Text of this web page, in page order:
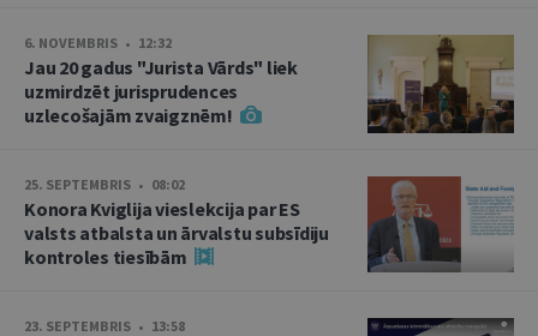
6. NOVEMBRIS • 12:32
Jau 20 gadus "Jurista Vārds" liek
uzmirdzēt jurisprudences
uzlecošajām zvaigznēm!
25. SEPTEMBRIS • 08:02
Konora Kviglija vieslekcija par ES
valsts atbalsta un ārvalstu subsīdiju
kontroles tiesībām
23. SEPTEMBRIS • 13:58